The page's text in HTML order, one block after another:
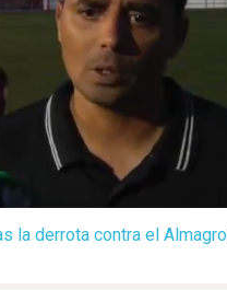
la derrota contra el Almagro